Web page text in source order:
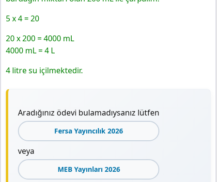
5 x 4 = 20
20 x 200 = 4000 mL
4000 mL = 4 L
4 litre su içilmektedir.
Aradığınız ödevi bulamadıysanız lütfen
Fersa Yayıncılık 2026
veya
MEB Yayınları 2026